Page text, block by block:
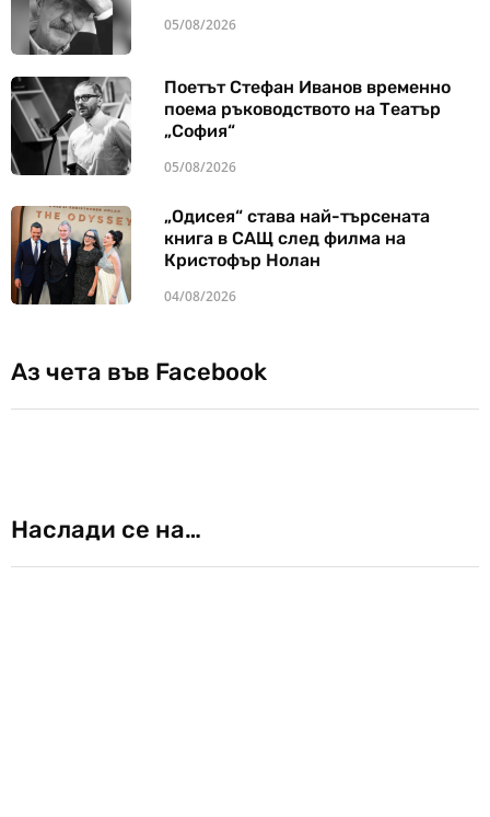
05/08/2026
Поетът Стефан Иванов временно
поема ръководството на Театър
„София“
05/08/2026
„Одисея“ става най-търсената
книга в САЩ след филма на
Кристофър Нолан
04/08/2026
Аз чета във Facebook
Наслади се на…